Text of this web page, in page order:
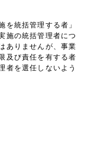
を統括管理する者」
施の統括管理者につ
ありませんが、事業
及び責任を有する者
者を選任しないよう